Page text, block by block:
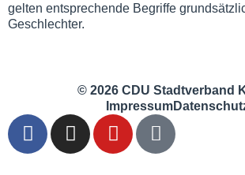
gelten entsprechende Begriffe
Geschlechter.
© 2026 CDU Stadtverband
Impressum